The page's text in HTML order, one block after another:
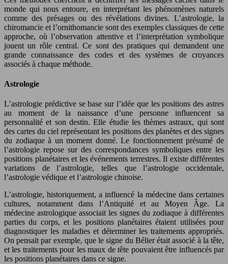
monde qui nous entoure, en interprétant les phénomènes naturels
comme des présages ou des révélations divines. L’astrologie, la
chiromancie et l’ornithomancie sont des exemples classiques de cette
approche, où l’observation attentive et l’interprétation symbolique
jouent un rôle central. Ce sont des pratiques qui demandent une
grande connaissance des codes et des systèmes de croyances
associés à chaque méthode.
Astrologie
L’astrologie prédictive se base sur l’idée que les positions des astres
au moment de la naissance d’une personne influencent sa
personnalité et son destin. Elle étudie les thèmes astraux, qui sont
des cartes du ciel représentant les positions des planètes et des signes
du zodiaque à un moment donné. Le fonctionnement présumé de
l’astrologie repose sur des correspondances symboliques entre les
positions planétaires et les événements terrestres. Il existe différentes
variations de l’astrologie, telles que l’astrologie occidentale,
l’astrologie védique et l’astrologie chinoise.
L’astrologie, historiquement, a influencé la médecine dans certaines
cultures, notamment dans l’Antiquité et au Moyen Âge. La
médecine astrologique associait les signes du zodiaque à différentes
parties du corps, et les positions planétaires étaient utilisées pour
diagnostiquer les maladies et déterminer les traitements appropriés.
On pensait par exemple, que le signe du Bélier était associé à la tête,
et les traitements pour les maux de tête pouvaient être influencés par
les positions planétaires dans ce signe.